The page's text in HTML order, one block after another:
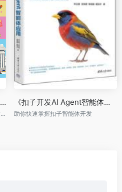
《DeepSeek玩转中小学人工智能》
AI+刻意练习+费曼学习法，涵盖六大核心领域，AI赋能学习，开启智慧未来！
《扣子开发AI Agent智能体应用》
助你快速掌握扣子智能体开发